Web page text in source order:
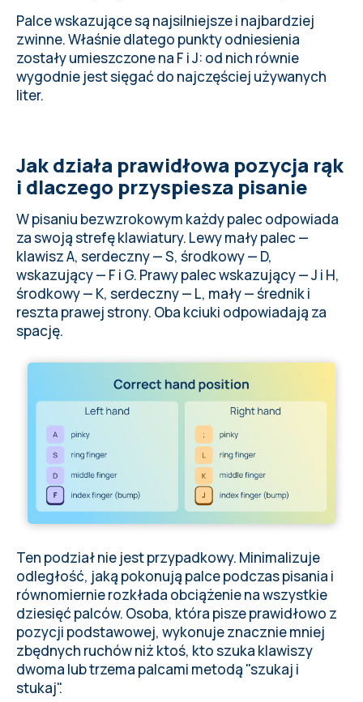
Palce wskazujące są najsilniejsze i najbardziej
zwinne. Właśnie dlatego punkty odniesienia
zostały umieszczone na F i J: od nich równie
wygodnie jest sięgać do najczęściej używanych
liter.
Jak działa prawidłowa pozycja rąk
i dlaczego przyspiesza pisanie
W pisaniu bezwzrokowym każdy palec odpowiada
za swoją strefę klawiatury. Lewy mały palec —
klawisz A, serdeczny — S, środkowy — D,
wskazujący — F i G. Prawy palec wskazujący — J i H,
środkowy — K, serdeczny — L, mały — średnik i
reszta prawej strony. Oba kciuki odpowiadają za
spację.
Ten podział nie jest przypadkowy. Minimalizuje
odległość, jaką pokonują palce podczas pisania i
równomiernie rozkłada obciążenie na wszystkie
dziesięć palców. Osoba, która pisze prawidłowo z
pozycji podstawowej, wykonuje znacznie mniej
zbędnych ruchów niż ktoś, kto szuka klawiszy
dwoma lub trzema palcami metodą "szukaj i
stukaj".